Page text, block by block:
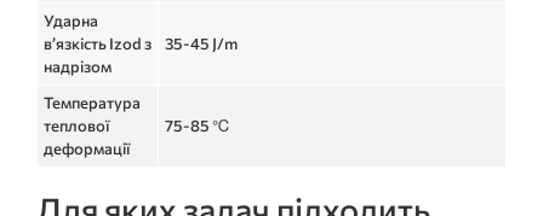
Ударна
в’язкість Izod з
надрізом
35-45 J/m
Температура
теплової
деформації
75-85 ℃